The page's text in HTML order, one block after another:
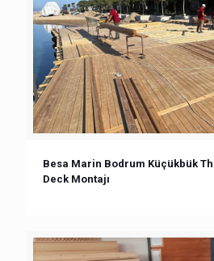
Besa Marin Bodrum Küçükbük
Deck Montajı